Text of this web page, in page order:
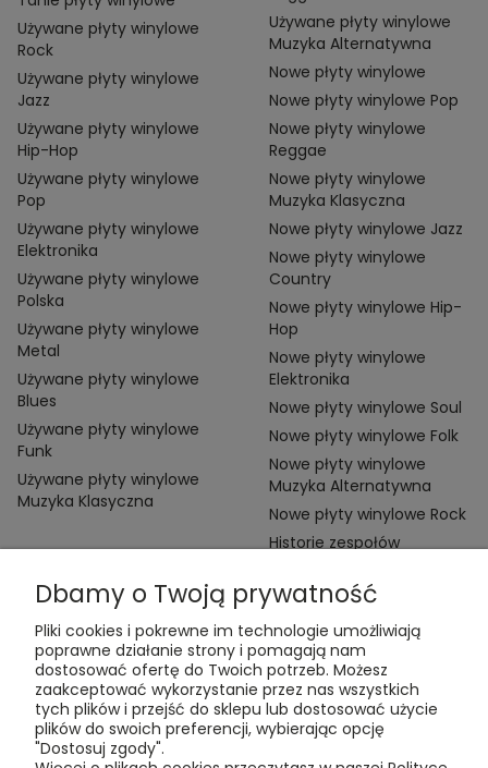
Używane płyty winylowe
Rock
Używane płyty winylowe
Jazz
Używane płyty winylowe
Hip-Hop
Używane płyty winylowe
Pop
Używane płyty winylowe
Elektronika
Używane płyty winylowe
Polska
Używane płyty winylowe
Metal
Używane płyty winylowe
Blues
Używane płyty winylowe
Funk
Używane płyty winylowe
Muzyka Klasyczna
Używane płyty winylowe
Muzyka Alternatywna
Nowe płyty winylowe
Nowe płyty winylowe Pop
Nowe płyty winylowe
Reggae
Nowe płyty winylowe
Muzyka Klasyczna
Nowe płyty winylowe Jazz
Nowe płyty winylowe
Country
Nowe płyty winylowe Hip-
Hop
Nowe płyty winylowe
Elektronika
Nowe płyty winylowe Soul
Nowe płyty winylowe Folk
Nowe płyty winylowe
Muzyka Alternatywna
Nowe płyty winylowe Rock
Historie zespołów
Kontakt:
t:+48 609 155 327
e:vinyltamka@gmail.com
ul. Chmielna 20, 00-020 Warszawa
Dbamy o Twoją prywatność
Pliki cookies i pokrewne im technologie umożliwiają
poprawne działanie strony i pomagają nam
dostosować ofertę do Twoich potrzeb. Możesz
zaakceptować wykorzystanie przez nas wszystkich
tych plików i przejść do sklepu lub dostosować użycie
plików do swoich preferencji, wybierając opcję
"Dostosuj zgody".